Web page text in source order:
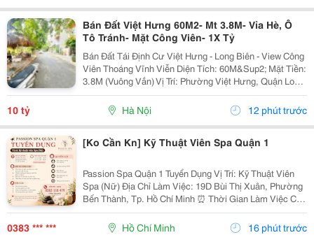
Bán Đất Việt Hưng 60M2- Mt 3.8M- Vỉa Hè, Ô
Tô Tránh- Mặt Công Viên- 1X Tỷ
Bán Đất Tái Định Cư Việt Hưng - Long Biên - View Công
Viên Thoáng Vĩnh Viễn Diện Tích: 60M&Sup2; Mặt Tiền:
3.8M (Vuông Vắn) Vị Trí: Phường Việt Hưng, Quận Long
Biên - Khu Vực Hạ Tầng Đồng Bộ, Giao Thông Kết Nối
Hoàn Hảo. Vị Trí &Amp; Tiện Ích...
10 tỷ Hà Nội 12 phút trước
[Ko Cần Kn] Kỹ Thuật Viên Spa Quận 1
Passion Spa Quận 1 Tuyển Dụng Vị Trí: Kỹ Thuật Viên
Spa (Nữ) Địa Chỉ Làm Việc: 19D Bùi Thị Xuân, Phường
Bến Thành, Tp. Hồ Chí Minh ⏰ Thời Gian Làm Việc Ca
1: 10:00 - 22:00 Ca 2: 12:00 - 00:00 Nghỉ 04
Ngày/Tháng. Mô Tả Công Việc - Thực...
0383 *** *** Hồ Chí Minh 16 phút trước